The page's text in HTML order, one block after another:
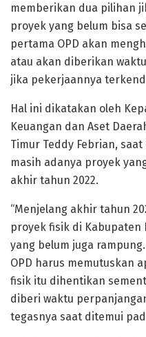
memberikan dua pilihan
proyek yang belum bisa
pertama OPD akan
atau akan diberikan
jika pekerjaannya
Hal ini dikatakan oleh
Keuangan dan Aset
Timur Teddy Febrian,
masih adanya proyek
akhir tahun 2022.
“Menjelang akhir tahun
proyek fisik di Kabupaten
yang belum juga
OPD harus memutuskan
fisik itu dihentikan
diberi waktu
tegasnya saat ditemui